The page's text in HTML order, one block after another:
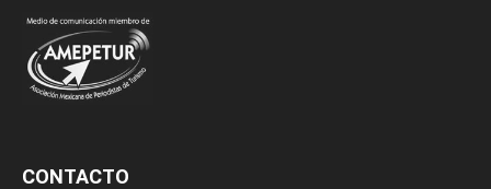
CONTACTO